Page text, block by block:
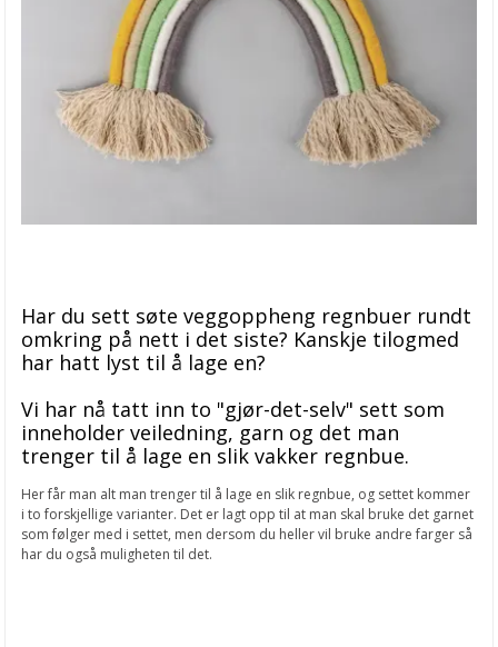
Har du sett søte veggoppheng regnbuer rundt
omkring på nett i det siste? Kanskje tilogmed
har hatt lyst til å lage en?
Vi har nå tatt inn to "gjør-det-selv" sett som
inneholder veiledning, garn og det man
trenger til å lage en slik vakker regnbue.
Her får man alt man trenger til å lage en slik regnbue, og settet kommer
i to forskjellige varianter. Det er lagt opp til at man skal bruke det garnet
som følger med i settet, men dersom du heller vil bruke andre farger så
har du også muligheten til det.